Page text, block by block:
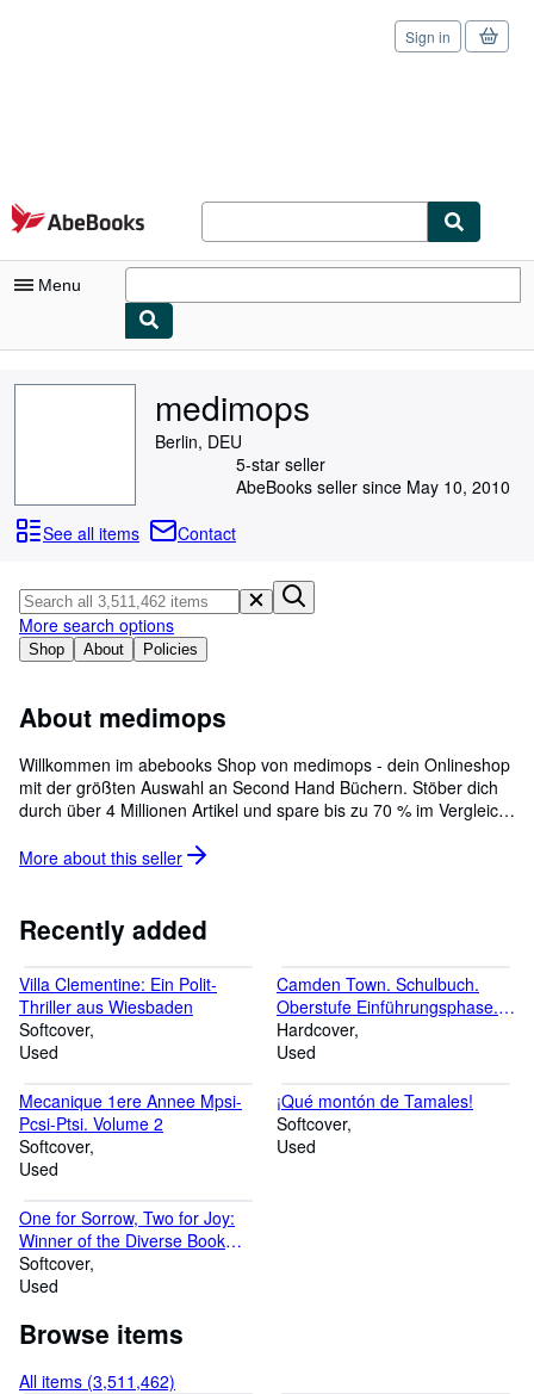
Skip to main content
AbeBooks.com
Sign in
Menu
Browse Collections
Art & Collectibles
Textbooks
Sellers
Help
medimops
Berlin, DEU
5-star seller
AbeBooks seller since May 10, 2010
See all items
Contact
Shop About Policies
More search options
About medimops
Willkommen im abebooks Shop von medimops - dein Onlineshop
mit der größten Auswahl an Second Hand Büchern. Stöber dich
durch über 4 Millionen Artikel und spare bis zu 70 % im Vergleich
Funktionalität. Welcome to the medimops abebooks shop, the
All our articles are quality checked. Bienvenue dans la boutique
abebooks de momox shop ! Spécialiste des articles culturels
d'occasion. Découvrez nos offres et économisez jusqu'à 70% du
prix neuf ! Nous grarantissons tous nos articles en bon état.
Benvenuti nello shop medimops di AbeBooks, lo shop online per i
libri usati. Abbiamo piu´di 4 milioni di articoli e potete risparmiare
a mano per garantire la massima qualità. Bienvenido a la tienda
de medimops en AbeBooks, la tienda online con una gran oferta
de libros de segunda mano. Navegue por más de 4 millones de
artículos y ahorre hasta un 70% sobre el precio nuevo. Todos
More about this seller
Recently added
Villa Clementine: Ein Polit-
Thriller aus Wiesbaden
Softcover
Used
Camden Town. Schulbuch.
Oberstufe Einführungsphase.
Niedersachsen: Sekundarstufe
2 - Ausgabe 2018
Hardcover
Used
Mecanique 1ere Annee Mpsi-
Pcsi-Ptsi. Volume 2
Softcover
Used
¡Qué montón de Tamales!
Softcover
Used
One for Sorrow, Two for Joy:
Winner of the Diverse Book
Award 2023
Softcover
Used
Browse items
All items (3,511,462)